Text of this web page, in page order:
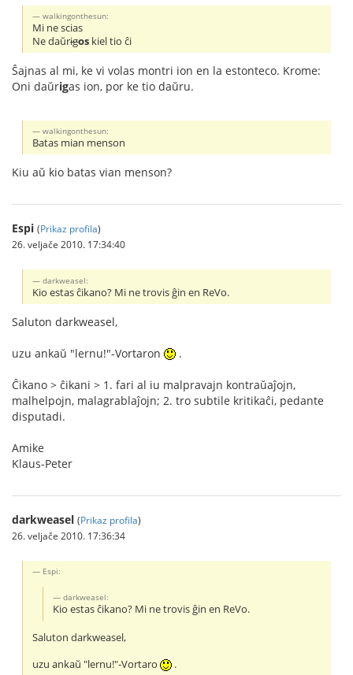
walkingonthesun:
Mi ne scias
Ne daŭrigos kiel tio ĉi
Ŝajnas al mi, ke vi volas montri ion en la estonteco. Krome:
Oni daŭrigas ion, por ke tio daŭru.
walkingonthesun:
Batas mian menson
Kiu aŭ kio batas vian menson?
Espi (Prikaz profila)
26. veljače 2010. 17:34:40
darkweasel:
Kio estas ĉikano? Mi ne trovis ĝin en ReVo.
Saluton darkweasel,
uzu ankaŭ "lernu!"-Vortaron .
Ĉikano > ĉikani > 1. fari al iu malpravajn kontraŭaĵojn,
malhelpojn, malagrablaĵojn; 2. tro subtile kritikaĉi, pedante
disputadi.
Amike
Klaus-Peter
darkweasel (Prikaz profila)
26. veljače 2010. 17:36:34
Espi:
darkweasel:
Kio estas ĉikano? Mi ne trovis ĝin en ReVo.
Saluton darkweasel,
uzu ankaŭ "lernu!"-Vortaro
.